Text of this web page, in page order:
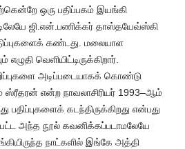
ஒரு பதிப்பகம் இயங்கி
ஜி.என்.பணிக்கர் தாஸ்தயேவ்ஸ்கி
கண்டது. மலையாள
வெளியிட்டிருக்கிறார்.
அடிப்படையாகக் கொண்டு
என்ற நாவலாசிரியர் 1993–ஆம்
கடந்திருக்கிறது என்பது
அந்த நூல் கவனிக்கப்படாமலேயே
நாட்களில் இங்கே அத்தி